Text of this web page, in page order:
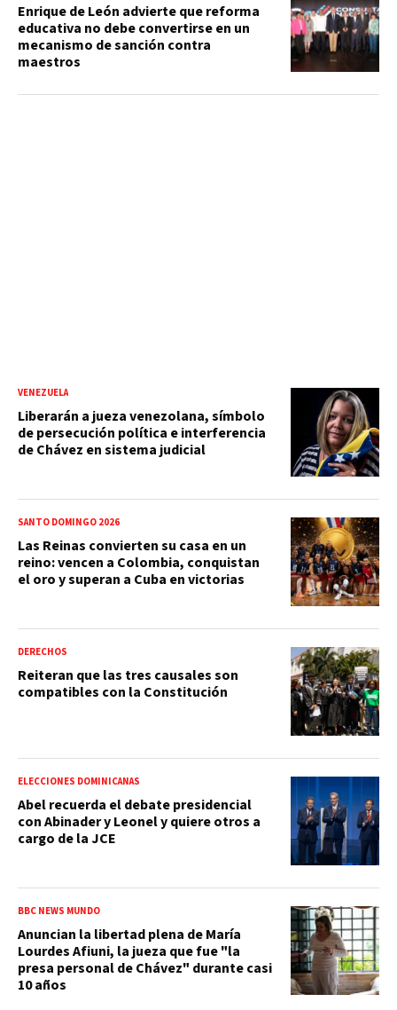
Enrique de León advierte que reforma
educativa no debe convertirse en un
mecanismo de sanción contra
maestros
VENEZUELA
Liberarán a jueza venezolana, símbolo
de persecución política e interferencia
de Chávez en sistema judicial
SANTO DOMINGO 2026
Las Reinas convierten su casa en un
reino: vencen a Colombia, conquistan
el oro y superan a Cuba en victorias
DERECHOS
Reiteran que las tres causales son
compatibles con la Constitución
ELECCIONES DOMINICANAS
Abel recuerda el debate presidencial
con Abinader y Leonel y quiere otros a
cargo de la JCE
BBC NEWS MUNDO
Anuncian la libertad plena de María
Lourdes Afiuni, la jueza que fue "la
presa personal de Chávez" durante casi
10 años